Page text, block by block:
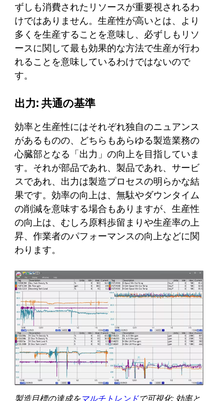
ずしも消費されたリソースが重要視されるわ
けではありません。生産性が高いとは、より
多くを生産することを意味し、必ずしもリソ
ースに関して最も効果的な方法で生産が行わ
れることを意味しているわけではないので
す。
出力: 共通の基準
効率と生産性にはそれぞれ独自のニュアンス
があるものの、どちらもあらゆる製造業務の
心臓部となる「出力」の向上を目指していま
す。それが部品であれ、製品であれ、サービ
スであれ、出力は製造プロセスの明らかな結
果です。効率の向上は、無駄やダウンタイム
の削減を意味する場合もありますが、生産性
の向上は、むしろ原料歩留まりや生産率の上
昇、作業者のパフォーマンスの向上などに関
わります。
製造目標の達成をマルチトレンドで可視化: 効率と